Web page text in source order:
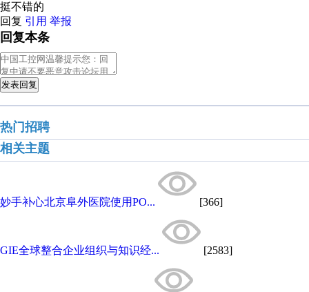
挺不错的
回复 引用 举报
回复本条
发表回复
热门招聘
相关主题
妙手补心北京阜外医院使用PO... [366]
GIE全球整合企业组织与知识经... [2583]